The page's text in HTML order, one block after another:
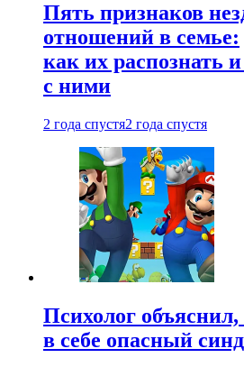
Пять признаков
отношений в семье:
как их распознать
с ними
2 года спустя2 года спустя
Психолог объяснил,
в себе опасный